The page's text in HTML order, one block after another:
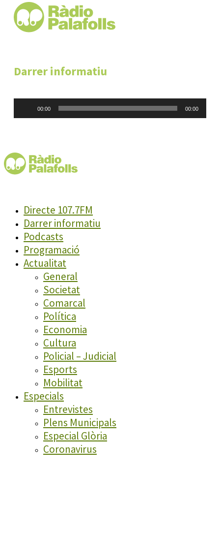
Darrer informatiu
00:00 00:00
Directe 107.7FM
Darrer informatiu
Podcasts
Programació
Actualitat
General
Societat
Comarcal
Política
Economia
Cultura
Policial – Judicial
Esports
Mobilitat
Especials
Entrevistes
Plens Municipals
Especial Glòria
Coronavirus